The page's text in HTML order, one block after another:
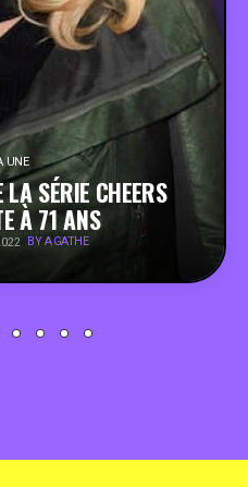
PLANS
KULTT
UNE
SÉRIE CHEERS
À 71 ANS
BY AGATHE